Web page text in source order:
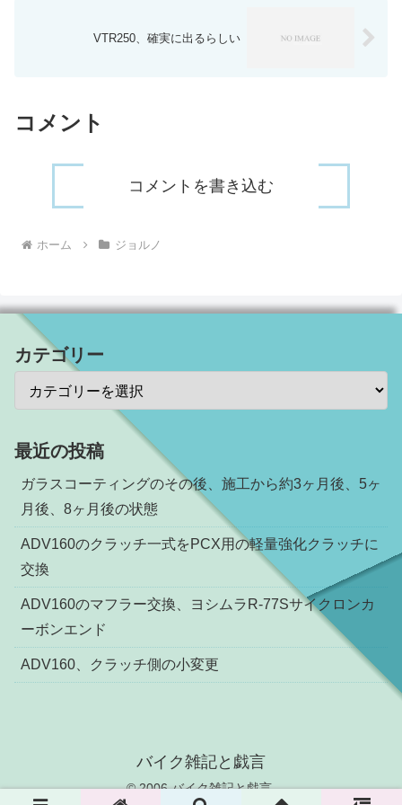
VTR250、確実に出るらしい
コメント
コメントを書き込む
ホーム ジョルノ
カテゴリー
最近の投稿
ガラスコーティングのその後、施工から約3ヶ月後、5ヶ
月後、8ヶ月後の状態
ADV160のクラッチ一式をPCX用の軽量強化クラッチに
交換
ADV160のマフラー交換、ヨシムラR-77Sサイクロンカ
ーボンエンド
ADV160、クラッチ側の小変更
バイク雑記と戯言
© 2006 バイク雑記と戯言.